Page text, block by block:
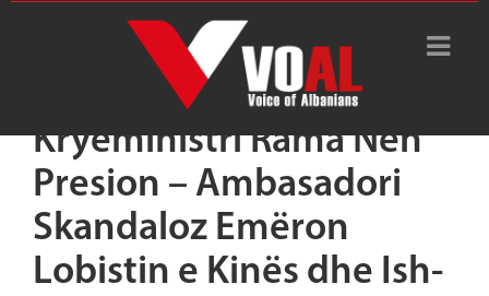
Kryeministri Rama Nën
Presion – Ambasadori
Skandaloz Emëron
Lobistin e Kinës dhe Ish-